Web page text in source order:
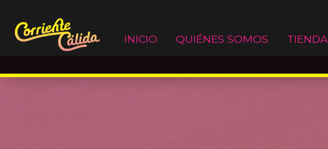
Saltar
INICIO QUIÉNES SOMOS TIENDA